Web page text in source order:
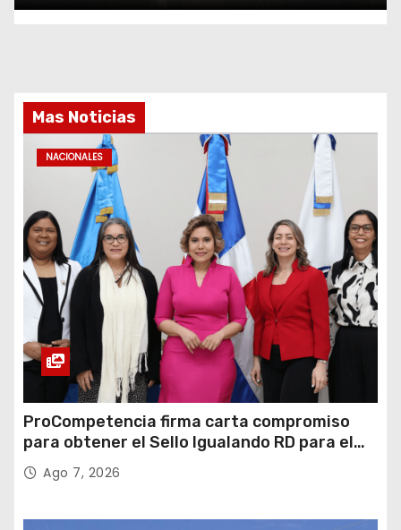
Mas Noticias
NACIONALES
ProCompetencia firma carta compromiso
para obtener el Sello Igualando RD para el
Sector Público
Ago 7, 2026